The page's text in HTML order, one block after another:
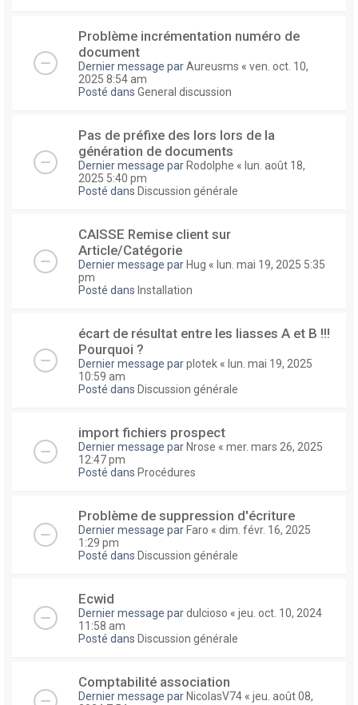
Problème incrémentation numéro de
document
Dernier message parAureusms « ven. oct. 10,
2025 8:54 am
Posté dans General discussion
Pas de préfixe des lors lors de la
génération de documents
Dernier message par Rodolphe « lun. août 18,
2025 5:40 pm
Posté dans Discussion générale
CAISSE Remise client sur
Article/Catégorie
Dernier message par Hug « lun. mai 19, 2025 5:35
pm
Posté dans Installation
écart de résultat entre les liasses A et B !!!
Pourquoi ?
Dernier message parplotek « lun. mai 19, 2025
10:59 am
Posté dans Discussion générale
import fichiers prospect
Dernier message par Nrose « mer. mars 26, 2025
12:47 pm
Posté dans Procédures
Problème de suppression d'écriture
Dernier message par Faro « dim. févr. 16, 2025
1:29 pm
Posté dans Discussion générale
Ecwid
Dernier message pardulcioso « jeu. oct. 10, 2024
11:58 am
Posté dans Discussion générale
Comptabilité association
Dernier message par NicolasV74 « jeu. août 08,